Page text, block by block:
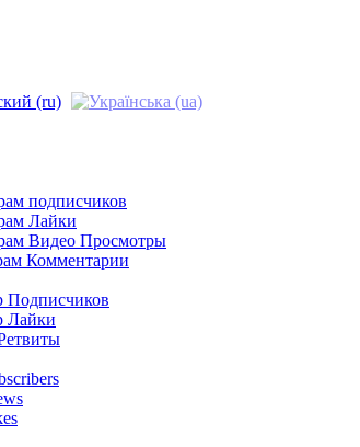
подписчиков
Лайки
Видео Просмотры
Комментарии
Подписчиков
Лайки